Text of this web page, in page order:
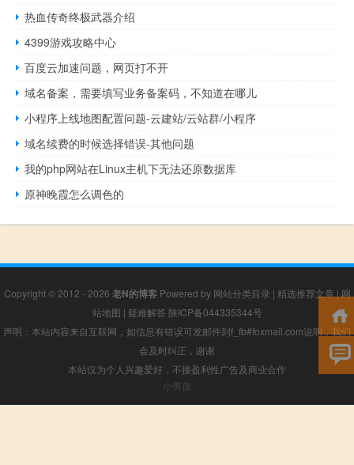
热血传奇终极武器介绍
4399游戏攻略中心
百度云加速问题，网页打不开
域名备案，需要填写业务备案码，不知道在哪儿
小程序上线地图配置问题-云建站/云站群/小程序
域名续费的时候选择错误-其他问题
我的php网站在Linux主机下无法还原数据库
原神晚霞怎么调色的
Copyright © 2012 - 2026 老N的博客Powered by 网站分类目录 | 精选推荐文章 | 网
站地图 | 疑难解答 陕ICP备044335344号
声明：本站内容来自互联网，如信息有错误可发邮件到f_fb#foxmail.com说明，我们
会及时纠正，谢谢
本站仅为个人兴趣爱好，不接盈利性广告及商业合作
小男孩